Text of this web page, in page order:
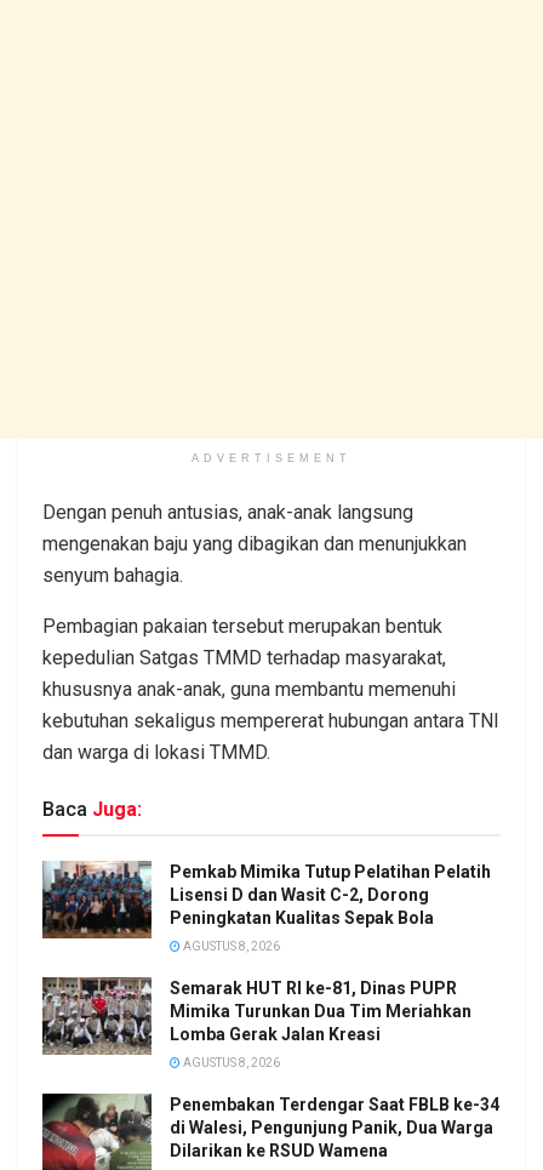
ADVERTISEMENT
Dengan penuh antusias, anak-anak langsung
mengenakan baju yang dibagikan dan menunjukkan
senyum bahagia.
Pembagian pakaian tersebut merupakan bentuk
kepedulian Satgas TMMD terhadap masyarakat,
khususnya anak-anak, guna membantu memenuhi
kebutuhan sekaligus mempererat hubungan antara TNI
dan warga di lokasi TMMD.
Baca Juga:
Pemkab Mimika Tutup Pelatihan Pelatih
Lisensi D dan Wasit C-2, Dorong
Peningkatan Kualitas Sepak Bola
AGUSTUS 8, 2026
Semarak HUT RI ke-81, Dinas PUPR
Mimika Turunkan Dua Tim Meriahkan
Lomba Gerak Jalan Kreasi
AGUSTUS 8, 2026
Penembakan Terdengar Saat FBLB ke-34
di Walesi, Pengunjung Panik, Dua Warga
Dilarikan ke RSUD Wamena